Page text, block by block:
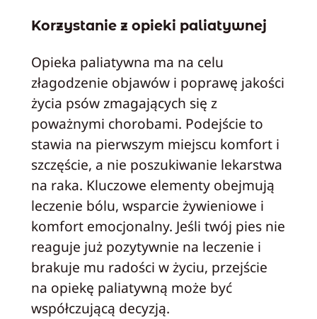
Korzystanie z opieki paliatywnej
Opieka paliatywna ma na celu
złagodzenie objawów i poprawę jakości
życia psów zmagających się z
poważnymi chorobami. Podejście to
stawia na pierwszym miejscu komfort i
szczęście, a nie poszukiwanie lekarstwa
na raka. Kluczowe elementy obejmują
leczenie bólu, wsparcie żywieniowe i
komfort emocjonalny. Jeśli twój pies nie
reaguje już pozytywnie na leczenie i
brakuje mu radości w życiu, przejście
na opiekę paliatywną może być
współczującą decyzją.